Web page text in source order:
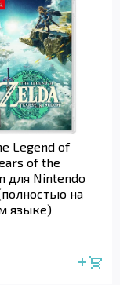
Legend of
of the
для Nintendo
на
языке)